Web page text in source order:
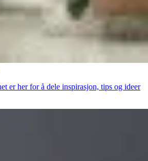
er her for å dele inspirasjon, tips og ideer